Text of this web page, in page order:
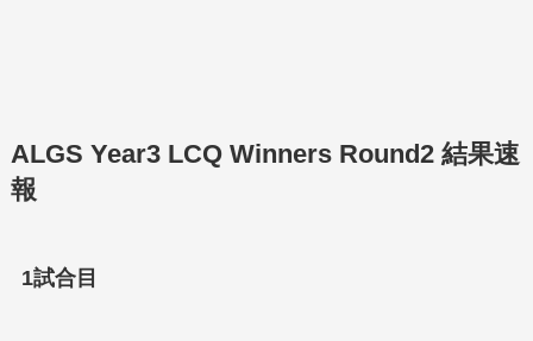
ALGS Year3 LCQ Winners Round2 結果速
報
1試合目